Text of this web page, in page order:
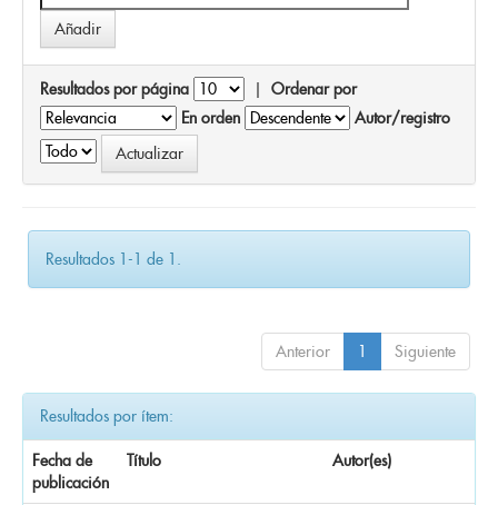
Resultados por página | Ordenar por
En orden
Autor/registro
Resultados 1-1 de 1.
Anterior 1 Siguiente
Resultados por ítem:
Fecha de
publicación
Título Autor(es)